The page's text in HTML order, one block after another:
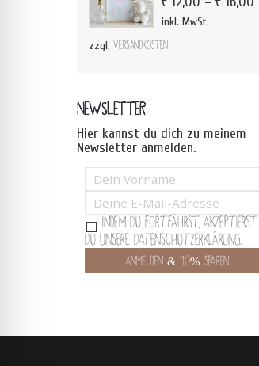
inkl. MwSt.
zzgl. Versandkosten
NEWSLETTER
Hier kannst du dich zu meinem
Newsletter anmelden.
Indem Du fortfährst, akzeptierst
Du unsere Datenschutzerklärung.